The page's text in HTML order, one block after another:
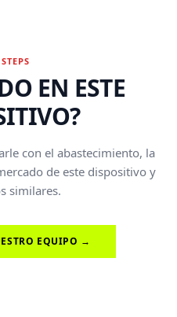
EN ESTE
con el abastecimiento, la
de este dispositivo y
similares.
EQUIPO →